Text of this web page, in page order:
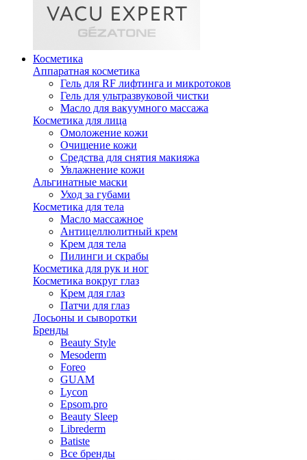
Косметика
Аппаратная косметика
Гель для RF лифтинга и микротоков
Гель для ультразвуковой чистки
Масло для вакуумного массажа
Косметика для лица
Омоложение кожи
Очищение кожи
Средства для снятия макияжа
Увлажнение кожи
Альгинатные маски
Уход за губами
Косметика для тела
Масло массажное
Антицеллюлитный крем
Крем для тела
Пилинги и скрабы
Косметика для рук и ног
Косметика вокруг глаз
Крем для глаз
Патчи для глаз
Лосьоны и сыворотки
Бренды
Beauty Style
Mesoderm
Foreo
GUAM
Lycon
Epsom.pro
Beauty Sleep
Librederm
Batiste
Все бренды